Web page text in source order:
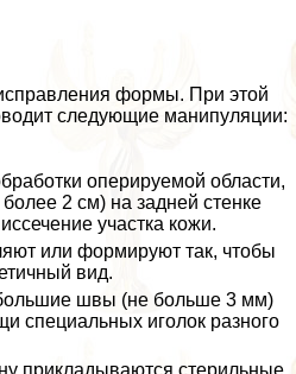
формы. При этой
следующие манипуляции:
оперируемой области,
2 см) на задней стенке
участка кожи.
или формируют так, чтобы
вид.
швы (не больше 3 мм)
специальных иголок разного